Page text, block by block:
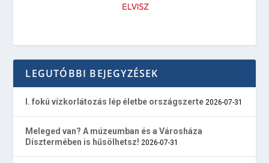
LEGUTÓBBI BEJEGYZÉSEK
I. fokú vízkorlátozás lép életbe országszerte 2026-07-31
Meleged van? A múzeumban és a Városháza
Dísztermében is hűsölhetsz! 2026-07-31